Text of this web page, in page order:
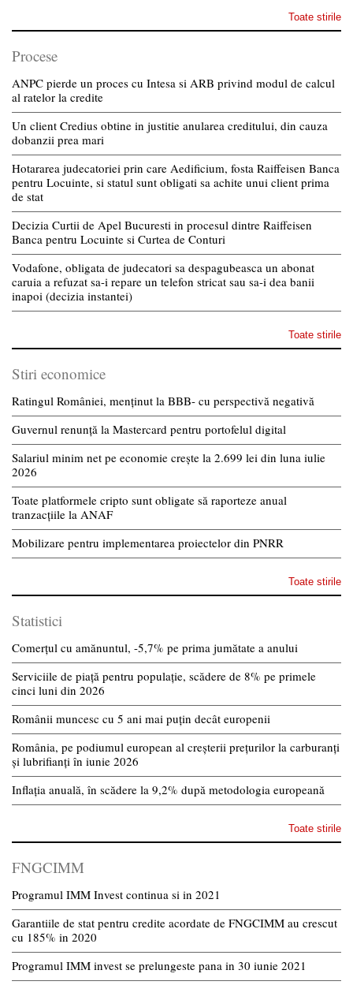
Toate stirile
Procese
ANPC pierde un proces cu Intesa si ARB privind modul de calcul
al ratelor la credite
Un client Credius obtine in justitie anularea creditului, din cauza
dobanzii prea mari
Hotararea judecatoriei prin care Aedificium, fosta Raiffeisen Banca
pentru Locuinte, si statul sunt obligati sa achite unui client prima
de stat
Decizia Curtii de Apel Bucuresti in procesul dintre Raiffeisen
Banca pentru Locuinte si Curtea de Conturi
Vodafone, obligata de judecatori sa despagubeasca un abonat
caruia a refuzat sa-i repare un telefon stricat sau sa-i dea banii
inapoi (decizia instantei)
Toate stirile
Stiri economice
Ratingul României, menținut la BBB- cu perspectivă negativă
Guvernul renunță la Mastercard pentru portofelul digital
Salariul minim net pe economie crește la 2.699 lei din luna iulie
2026
Toate platformele cripto sunt obligate să raporteze anual
tranzacțiile la ANAF
Mobilizare pentru implementarea proiectelor din PNRR
Toate stirile
Statistici
Comerțul cu amănuntul, -5,7% pe prima jumătate a anului
Serviciile de piață pentru populație, scădere de 8% pe primele
cinci luni din 2026
Românii muncesc cu 5 ani mai puțin decât europenii
România, pe podiumul european al creșterii prețurilor la carburanți
și lubrifianți în iunie 2026
Inflația anuală, în scădere la 9,2% după metodologia europeană
Toate stirile
FNGCIMM
Programul IMM Invest continua si in 2021
Garantiile de stat pentru credite acordate de FNGCIMM au crescut
cu 185% in 2020
Programul IMM invest se prelungeste pana in 30 iunie 2021